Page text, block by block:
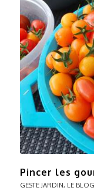
Pincer les
GESTE JARDIN, LE